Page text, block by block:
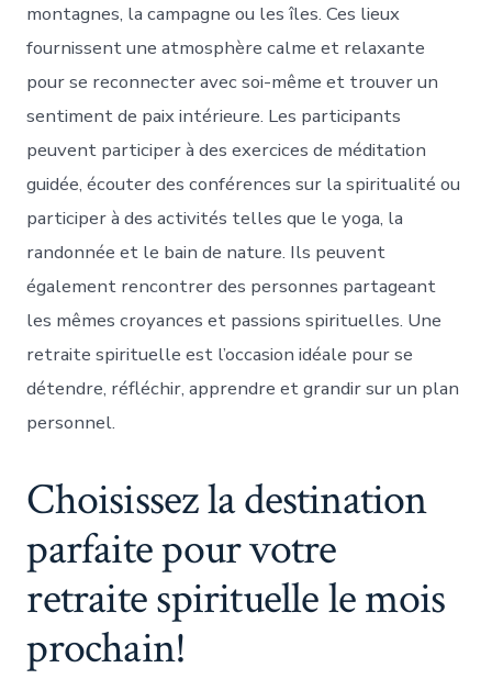
montagnes, la campagne ou les îles. Ces lieux
fournissent une atmosphère calme et relaxante
pour se reconnecter avec soi-même et trouver un
sentiment de paix intérieure. Les participants
peuvent participer à des exercices de méditation
guidée, écouter des conférences sur la spiritualité ou
participer à des activités telles que le yoga, la
randonnée et le bain de nature. Ils peuvent
également rencontrer des personnes partageant
les mêmes croyances et passions spirituelles. Une
retraite spirituelle est l’occasion idéale pour se
détendre, réfléchir, apprendre et grandir sur un plan
personnel.
Choisissez la destination
parfaite pour votre
retraite spirituelle le mois
prochain!